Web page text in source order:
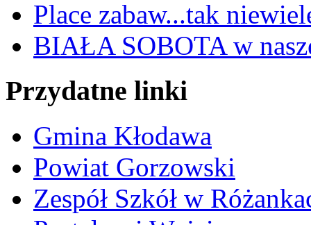
Place zabaw...tak
BIAŁA SOBOTA w
Przydatne linki
Gmina Kłodawa
Powiat Gorzowski
Zespół Szkół w